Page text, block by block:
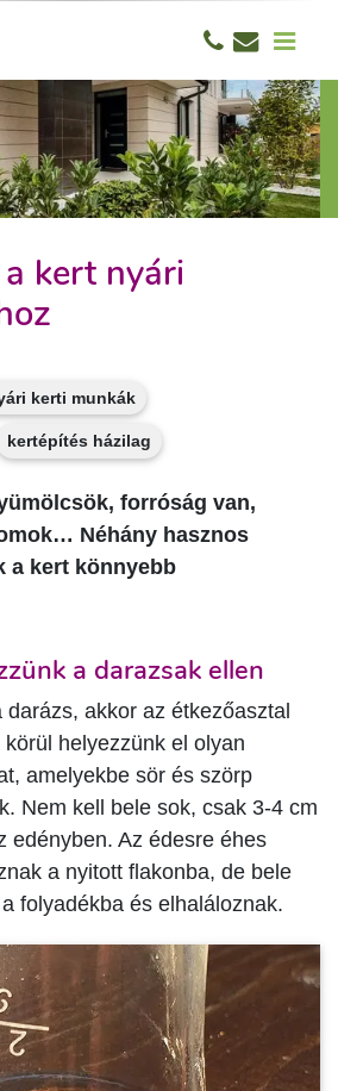
kert nyári
kerti munkák
kertépítés házilag
forróság van,
Néhány hasznos
a kert könnyebb
a darazsak ellen
akkor az étkezőasztal
helyezzünk el olyan
amelyekbe sör és szörp
Nem kell bele sok, csak 3-4 cm
edényben. Az édesre éhes
a nyitott flakonba, de bele
folyadékba és elhaláloznak.